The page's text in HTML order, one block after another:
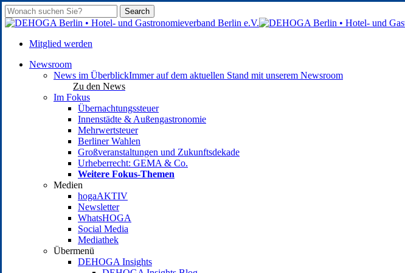
Skip
to
content
Search
Close
Mitglied werden
search
account
Menu
Newsroom
News im ÜberblickImmer auf dem aktuellen Stand mit unserem Newsroom
Zu den News
Im Fokus
Übernachtungssteuer
Innenstädte & Außengastronomie
Mehrwertsteuer
Berliner Wahlen
Großveranstaltungen und Zukunftsdekade
Urheberrecht: GEMA & Co.
Weitere Fokus-Themen
Medien
hogaAKTIV
Newsletter
WhatsHOGA
Social Media
Mediathek
Übermenü
DEHOGA Insights